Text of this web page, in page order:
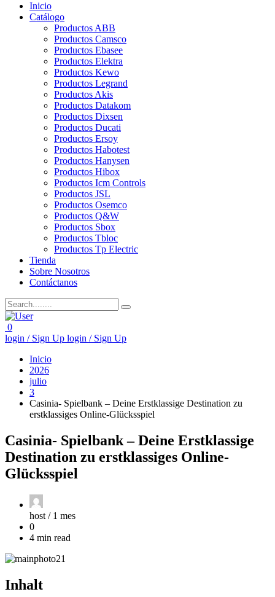
Inicio
Catálogo
Productos ABB
Productos Camsco
Productos Ebasee
Productos Elektra
Productos Kewo
Productos Legrand
Productos Akis
Productos Datakom
Productos Dixsen
Productos Ducati
Productos Ersoy
Productos Habotest
Productos Hanysen
Productos Hibox
Productos Icm Controls
Productos JSL
Productos Osemco
Productos Q&W
Productos Sbox
Productos Tbloc
Productos Tp Electric
Tienda
Sobre Nosotros
Contáctanos
0
login / Sign Up login / Sign Up
Inicio
2026
julio
3
Casinia- Spielbank – Deine Erstklassige Destination zu
erstklassiges Online-Glücksspiel
Casinia- Spielbank – Deine Erstklassige
Destination zu erstklassiges Online-
Glücksspiel
host / 1 mes
0
4 min read
Inhalt